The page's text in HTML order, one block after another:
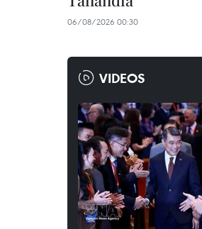
06/08/2026 00:30
VIDEOS